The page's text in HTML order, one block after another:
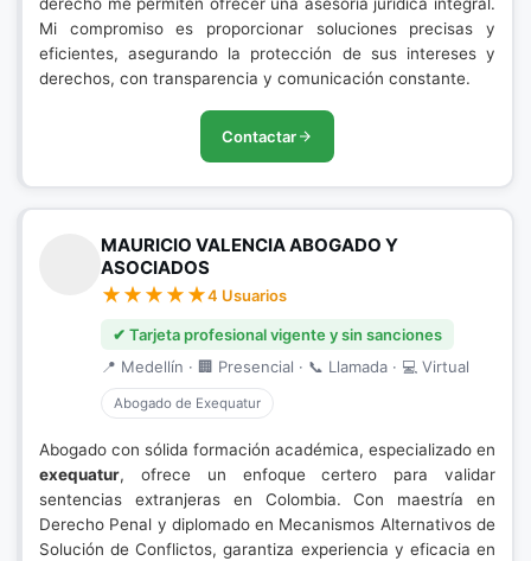
Mi compromiso es proporcionar soluciones precisas y
eficientes, asegurando la protección de sus intereses y
derechos, con transparencia y comunicación constante.
Contactar
MAURICIO VALENCIA ABOGADO Y
ASOCIADOS
4 Usuarios
✔ Tarjeta profesional vigente y sin sanciones
📍 Medellín · 🏢 Presencial · 📞 Llamada · 💻 Virtual
Abogado de Exequatur
Abogado con sólida formación académica, especializado en
exequatur, ofrece un enfoque certero para validar
sentencias extranjeras en Colombia. Con maestría en
Derecho Penal y diplomado en Mecanismos Alternativos de
Solución de Conflictos, garantiza experiencia y eficacia en